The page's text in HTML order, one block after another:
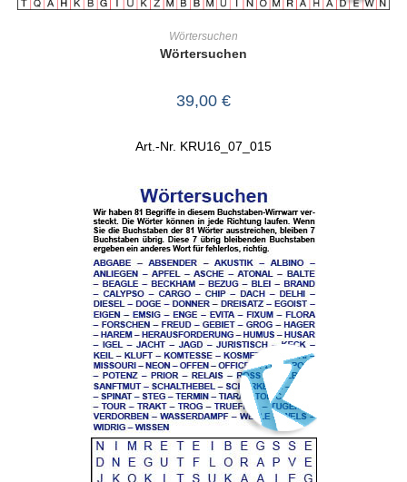
Wörtersuchen
Wörtersuchen
39,00 €
Art.-Nr. KRU16_07_015